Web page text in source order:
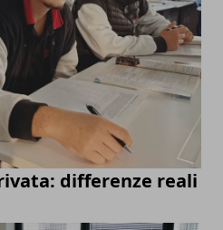
differenze reali